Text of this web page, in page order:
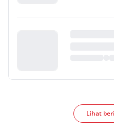
Lihat